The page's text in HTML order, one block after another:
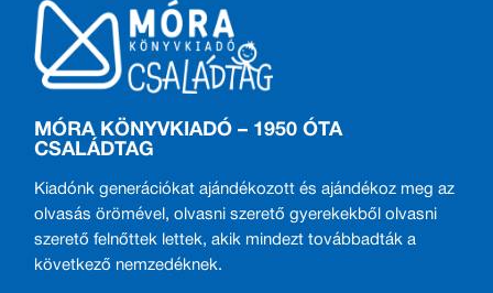
MÓRA KÖNYVKIADÓ – 1950 ÓTA
CSALÁDTAG
Kiadónk generációkat ajándékozott és ajándékoz meg az
olvasás örömével, olvasni szerető gyerekekből olvasni
szerető felnőttek lettek, akik mindezt továbbadták a
következő nemzedéknek.